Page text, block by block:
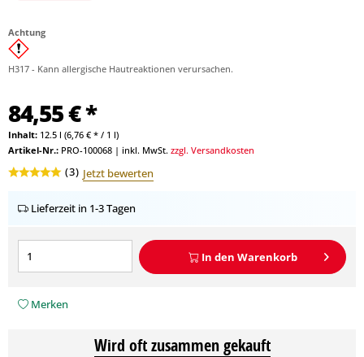
Achtung
H317 - Kann allergische Hautreaktionen verursachen.
84,55 € *
Inhalt: 12.5 l (6,76 € * / 1 l)
Artikel-Nr.: PRO-100068 | inkl. MwSt. zzgl. Versandkosten
(3) Jetzt bewerten
Lieferzeit in 1-3 Tagen
In den Warenkorb
Merken
Wird oft zusammen gekauft